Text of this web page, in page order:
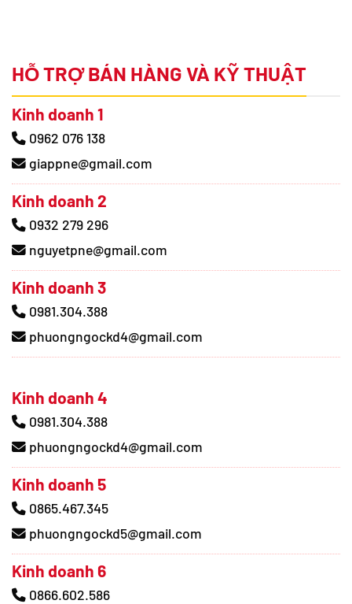
HỖ TRỢ BÁN HÀNG VÀ KỸ THUẬT
Kinh doanh 1
0962 076 138
giappne@gmail.com
Kinh doanh 2
0932 279 296
nguyetpne@gmail.com
Kinh doanh 3
0981.304.388
phuongngockd4@gmail.com
Kinh doanh 4
0981.304.388
phuongngockd4@gmail.com
Kinh doanh 5
0865.467.345
phuongngockd5@gmail.com
Kinh doanh 6
0866.602.586